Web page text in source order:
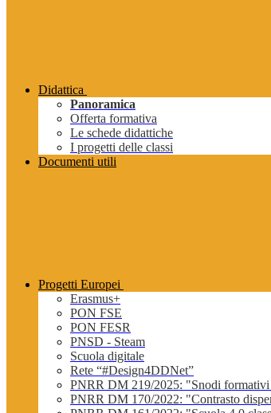
Didattica
Panoramica
Offerta formativa
Le schede didattiche
I progetti delle classi
Documenti utili
Progetti Europei
Erasmus+
PON FSE
PON FESR
PNSD - Steam
Scuola digitale
Rete “#Design4DDNet”
PNRR DM 219/2025: "Snodi
PNRR DM 170/2022: "Contrasto